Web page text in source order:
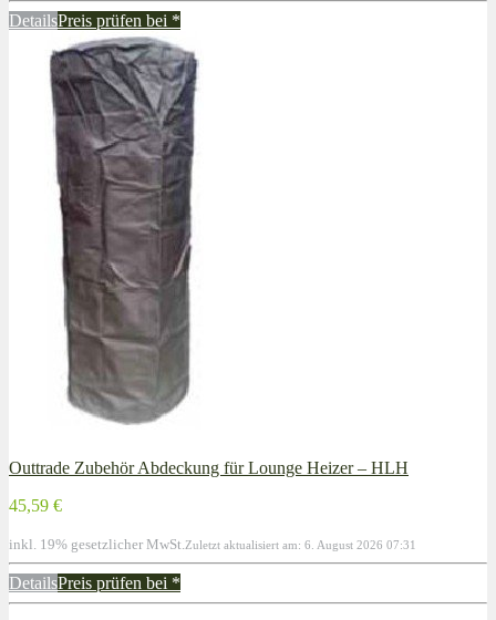
DetailsPreis prüfen bei *
Outtrade Zubehör Abdeckung für Lounge Heizer – HLH
45,59 €
inkl. 19% gesetzlicher MwSt. Zuletzt aktualisiert am: 6. August 2026 07:31
DetailsPreis prüfen bei *